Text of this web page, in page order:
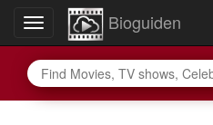
Toggle
navigation
Bioguiden